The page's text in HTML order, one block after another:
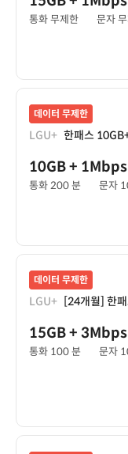
통화 무제한 문자
데이터 무제한
LGU+ 한패스
10GB+ 1Mbps
통화 200 분 문자
데이터 무제한
LGU+ [24개월] 한
15GB+ 3Mbps
통화 100 분 문자